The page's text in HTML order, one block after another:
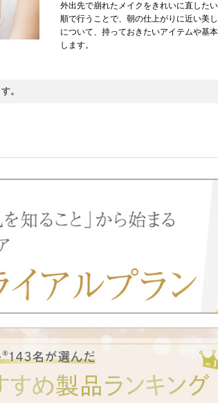
外出先で崩れたメイクをきれいに直した
順で行うことで、朝の仕上がりに近い美
について、持っておきたいアイテムや基
します。
。